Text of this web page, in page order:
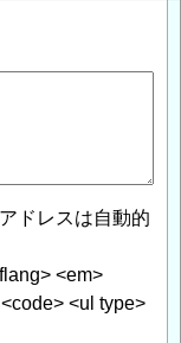
ドレスは自動的
<em>
<ul type>